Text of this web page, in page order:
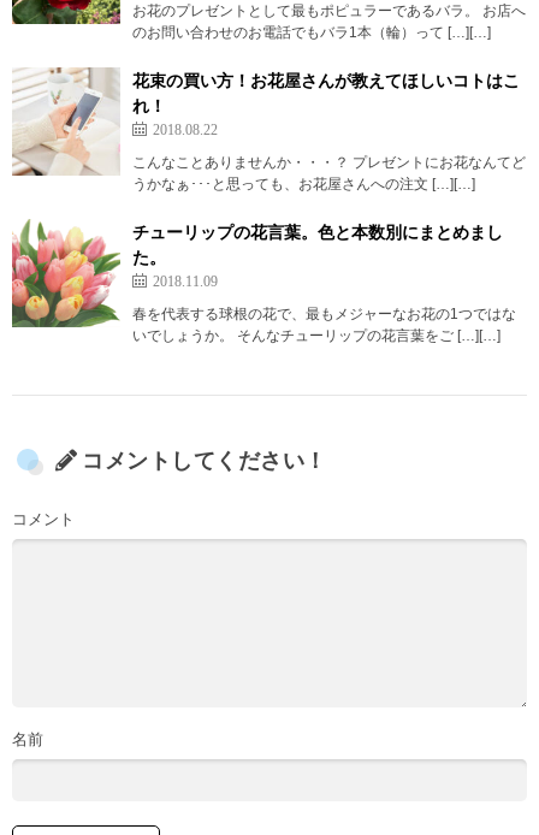
お花のプレゼントとして最もポピュラーであるバラ。 お店へ
のお問い合わせのお電話でもバラ1本（輪）って […][…]
花束の買い方！お花屋さんが教えてほしいコトはこ
れ！
2018.08.22
こんなことありませんか・・・？ プレゼントにお花なんてど
うかなぁ･･･と思っても、お花屋さんへの注文 […][…]
チューリップの花言葉。色と本数別にまとめまし
た。
2018.11.09
春を代表する球根の花で、最もメジャーなお花の1つではな
いでしょうか。 そんなチューリップの花言葉をご […][…]
コメントしてください！
コメント
名前